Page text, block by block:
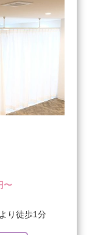
〜
り徒歩1分